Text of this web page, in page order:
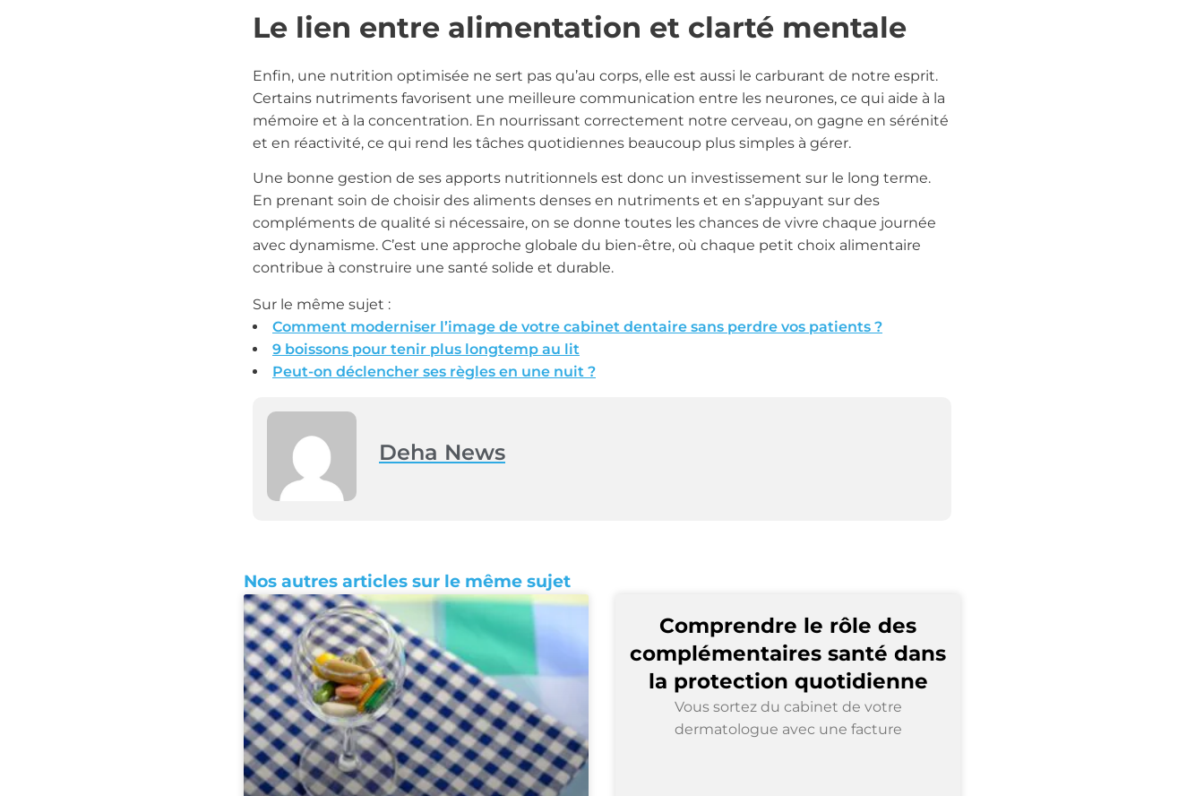
Le lien entre alimentation et clarté mentale
Enfin, une nutrition optimisée ne sert pas qu’au corps, elle est aussi le carburant de notre esprit.
Certains nutriments favorisent une meilleure communication entre les neurones, ce qui aide à la
mémoire et à la concentration. En nourrissant correctement notre cerveau, on gagne en sérénité
et en réactivité, ce qui rend les tâches quotidiennes beaucoup plus simples à gérer.
Une bonne gestion de ses apports nutritionnels est donc un investissement sur le long terme.
En prenant soin de choisir des aliments denses en nutriments et en s’appuyant sur des
compléments de qualité si nécessaire, on se donne toutes les chances de vivre chaque journée
avec dynamisme. C’est une approche globale du bien-être, où chaque petit choix alimentaire
contribue à construire une santé solide et durable.
Sur le même sujet :
Comment moderniser l’image de votre cabinet dentaire sans perdre vos patients ?
9 boissons pour tenir plus longtemp au lit
Peut-on déclencher ses règles en une nuit ?
Deha News
Nos autres articles sur le même sujet
Comprendre le rôle des
complémentaires santé dans
la protection quotidienne
Vous sortez du cabinet de votre
dermatologue avec une facture